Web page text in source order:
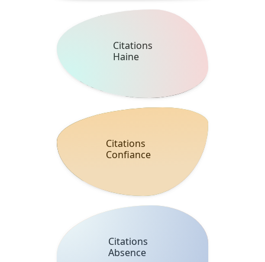
Citations
Haine
Citations
Confiance
Citations
Absence